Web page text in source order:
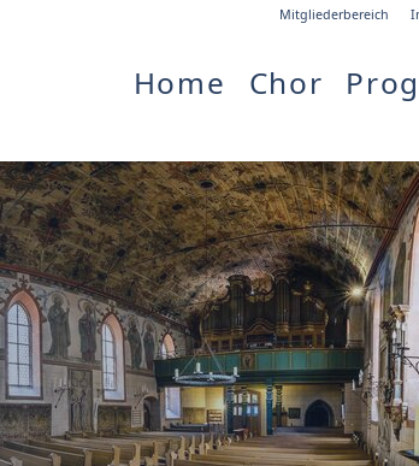
Mitgliederbereich
Home Chor
Veranstaltung
Farewell
18:00 Uhr
Zum Konzert